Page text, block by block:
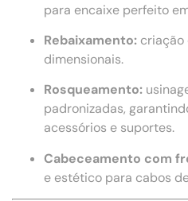
para encaixe perfeito
Rebaixamento: criação
dimensionais.
Rosqueamento:
padronizadas,
acessórios e suportes.
Cabeceamento com
e estético para cabos